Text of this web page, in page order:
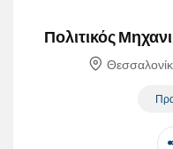
Πολιτικός